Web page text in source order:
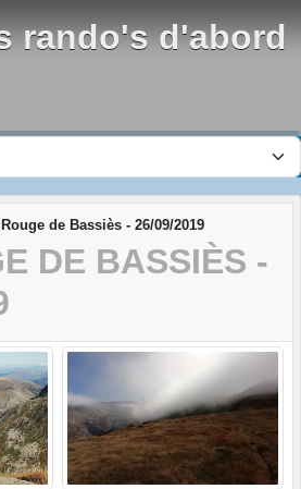
rando's d'abord
de Bassiès - 26/09/2019
DE BASSIÈS -